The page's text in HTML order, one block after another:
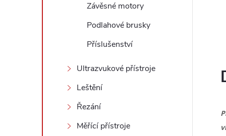
Závěsné motory
Podlahové brusky
Příslušenství
Ultrazvukové přístroje
Leštění
Řezání
Měřící přístroje